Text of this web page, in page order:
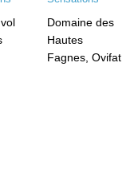
Domaine des
Hautes
Fagnes, Ovifat